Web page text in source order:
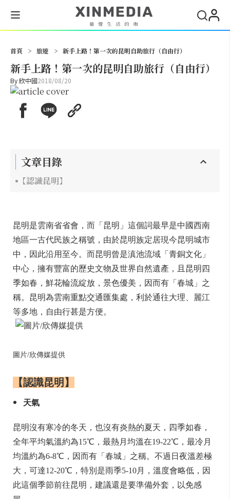
首頁 > 旅遊 > 新手上路！第一次的昆明自助旅行（自由行）
新手上路！第一次的昆明自助旅行（自由行）
By欣中國2018/08/20
文章目錄
【認識昆明】
昆明是雲南省省會，而「昆明」這個詞最早是中國西南
地區一古代民族之稱號，由於昆明族定居現今昆明城市
中，因此沿用至今。而昆明曾是滇池流域「青銅文化」
中心，擁有豐富的歷史文物及世界自然遺產，且昆明四
季如春，鮮花輪流綻放，景色優美，因而有「春城」之
稱。昆明為雲南重點交通匯集處，利於通往大理、麗江
等多地，自由行甚是方便。
圖片/欣傳媒提供
【認識昆明】
天氣
昆明沒有寒冷的冬天，也沒有炎熱的夏天，四季如春，
全年平均氣溫約為15℃，最熱月均溫在19-22℃，最冷月
均溫約為6-8℃，因而有「春城」之稱。不過日夜溫差極
大，可達12-20℃，特別是雨季5-10月，溫度會略低，因
此這個季節前往昆明，建議還是要準備外套，以免感